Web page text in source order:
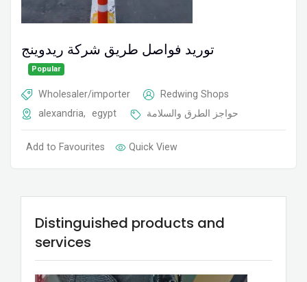
توريد فواصل طريق شركة ريدوينج
Popular
Wholesaler/importer
Redwing Shops
alexandria, egypt حواجز الطرق والسلامة
Add to Favourites Quick View
Distinguished products and
services